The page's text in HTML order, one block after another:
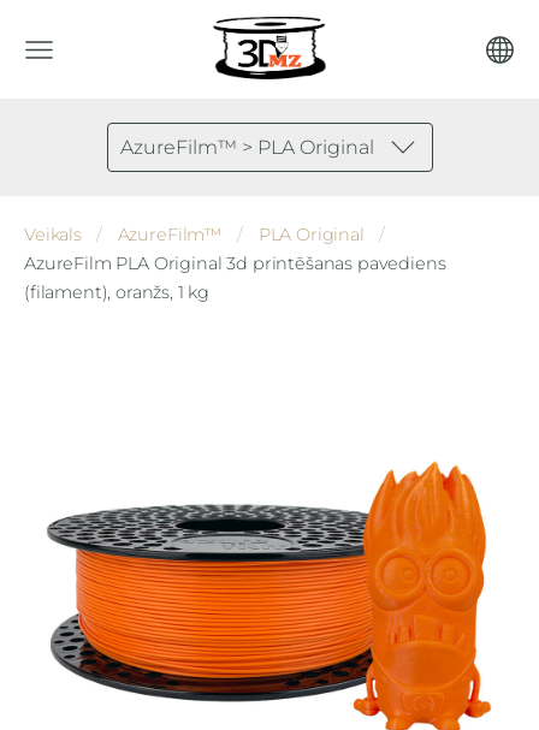
AzureFilm™ > PLA Original
Veikals AzureFilm™
PLA Original
AzureFilm PLA Original 3d printēšanas pavediens
(filament), oranžs, 1 kg